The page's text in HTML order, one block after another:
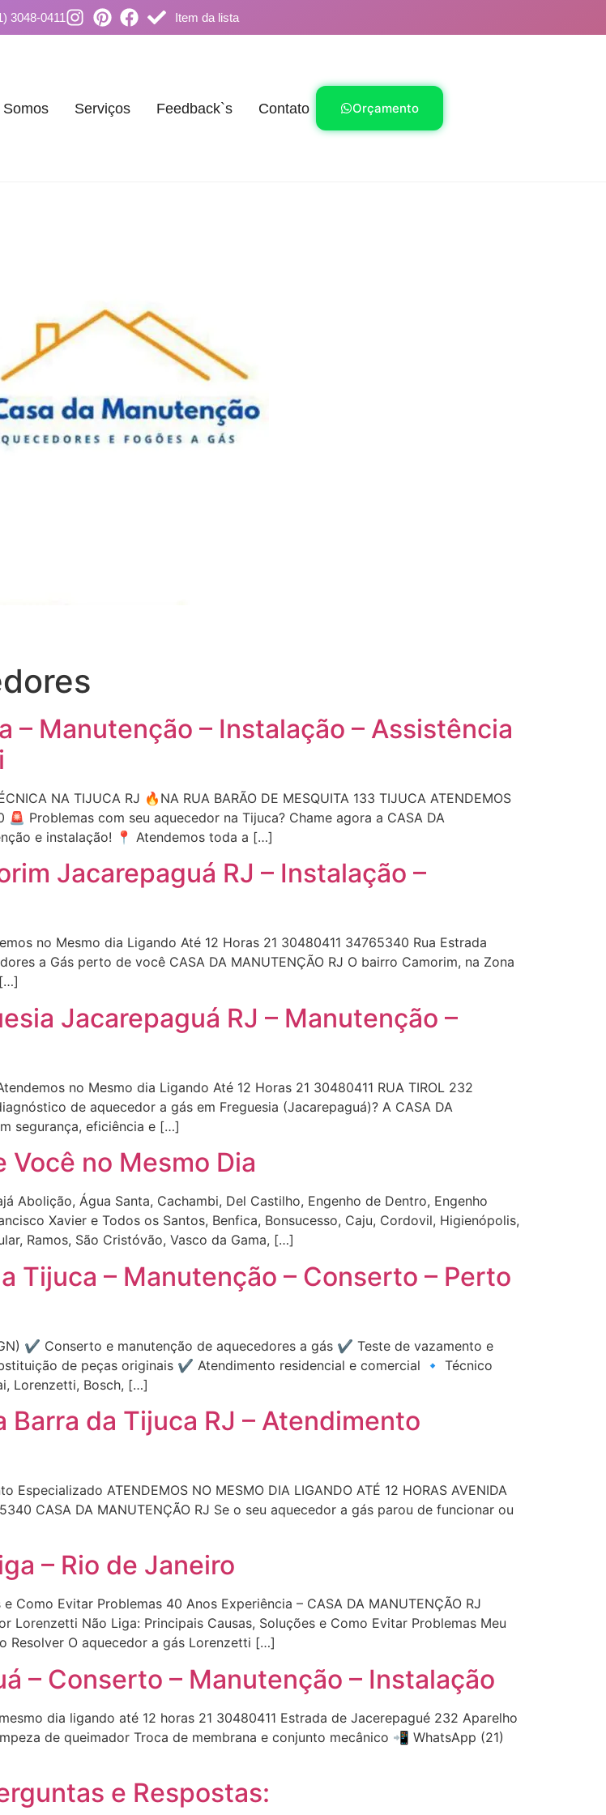
3048-0411 Item da lista
Serviços Feedback`s Contato Orçamento
Manutenção – Instalação – Assistência
NA TIJUCA RJ 🔥NA RUA BARÃO DE MESQUITA 133 TIJUCA ATENDEMOS
🚨 Problemas com seu aquecedor na Tijuca? Chame agora a CASA DA
e instalação! 📍 Atendemos toda a […]
Jacarepaguá RJ – Instalação –
no Mesmo dia Ligando Até 12 Horas 21 30480411 34765340 Rua Estrada
a Gás perto de você CASA DA MANUTENÇÃO RJ O bairro Camorim, na Zona
Jacarepaguá RJ – Manutenção –
no Mesmo dia Ligando Até 12 Horas 21 30480411 RUA TIROL 232
de aquecedor a gás em Freguesia (Jacarepaguá)? A CASA DA
segurança, eficiência e […]
no Mesmo Dia
Abolição, Água Santa, Cachambi, Del Castilho, Engenho de Dentro, Engenho
Xavier e Todos os Santos, Benfica, Bonsucesso, Caju, Cordovil, Higienópolis,
Ramos, São Cristóvão, Vasco da Gama, […]
Tijuca – Manutenção – Conserto – Perto
✔️ Conserto e manutenção de aquecedores a gás ✔️ Teste de vazamento e
de peças originais ✔️ Atendimento residencial e comercial 🔹 Técnico
Lorenzetti, Bosch, […]
da Tijuca RJ – Atendimento
ATENDEMOS NO MESMO DIA LIGANDO ATÉ 12 HORAS AVENIDA
CASA DA MANUTENÇÃO RJ Se o seu aquecedor a gás parou de funcionar ou
– Rio de Janeiro
Como Evitar Problemas 40 Anos Experiência – CASA DA MANUTENÇÃO RJ
Lorenzetti Não Liga: Principais Causas, Soluções e Como Evitar Problemas Meu
Resolver O aquecedor a gás Lorenzetti […]
– Conserto – Manutenção – Instalação
dia ligando até 12 horas 21 30480411 Estrada de Jacerepagué 232 Aparelho
de queimador Troca de membrana e conjunto mecânico 📲 WhatsApp (21)
e Respostas: